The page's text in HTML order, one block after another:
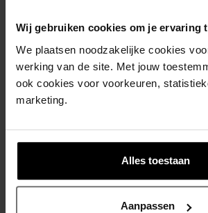
Wij gebruiken cookies om je ervaring
We plaatsen noodzakelijke cookies
werking van de site. Met jouw
ook cookies voor voorkeuren,
marketing.
Alles toestaan
Aanpassen
Een website lanceren in één